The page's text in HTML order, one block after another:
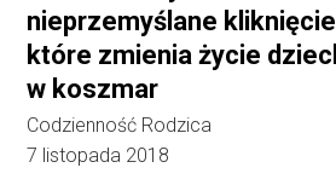
nieprzemyślane
które zmienia życie
w koszmar
Codzienność Rodzica
7 listopada 2018